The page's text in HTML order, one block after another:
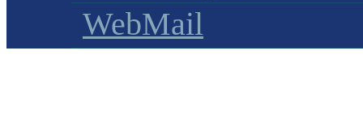
WebMail